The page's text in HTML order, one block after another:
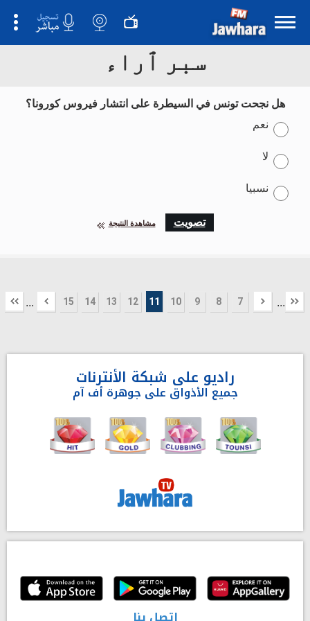
سبر ٱراء
هل نجحت تونس في السيطرة على انتشار فيروس كورونا؟
نعم
لا
نسبيا
تصويت مشاهدة النتيجة
...
7
8
9
10
11
12
13
14
15
...
راديو على شبكة الأنترنات
جميع الأذواق على جوهرة أف آم